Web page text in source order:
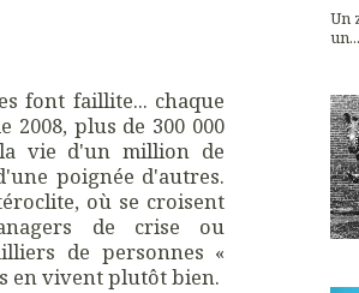
font faillite... chaque
plus de 300 000
vie d'un million de
poignée d'autres.
où se croisent
de crise ou
de personnes «
en vivent plutôt bien.
Un